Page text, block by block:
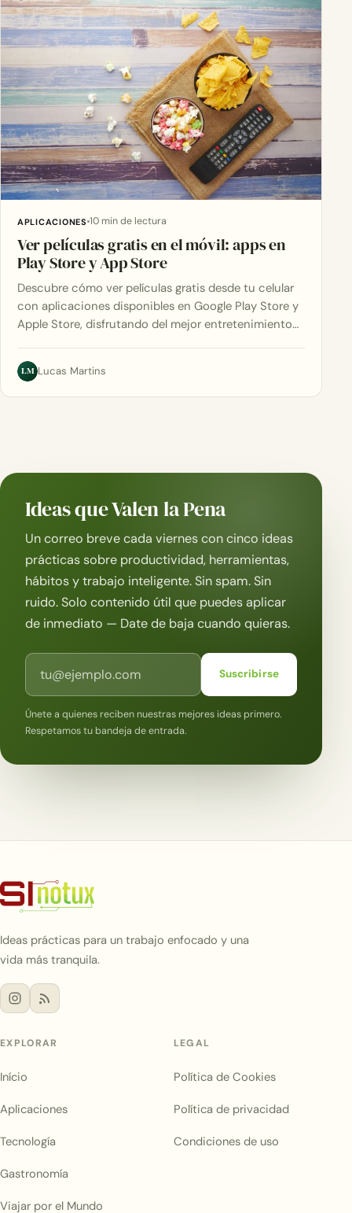
APLICACIONES 10 min de lectura
Ver películas gratis en el móvil: apps en
Play Store y App Store
Descubre cómo ver películas gratis desde tu celular
con aplicaciones disponibles en Google Play Store y
Apple Store, disfrutando del mejor entretenimiento…
LM Lucas Martins
Ideas que Valen la Pena
Un correo breve cada viernes con cinco ideas
prácticas sobre productividad, herramientas,
hábitos y trabajo inteligente. Sin spam. Sin
ruido. Solo contenido útil que puedes aplicar
de inmediato — Date de baja cuando quieras.
Correo electrónico
Suscribirse
Únete a quienes reciben nuestras mejores ideas primero.
Respetamos tu bandeja de entrada.
Ideas prácticas para un trabajo enfocado y una
vida más tranquila.
EXPLORAR
Início
Aplicaciones
Tecnología
Gastronomía
Viajar por el Mundo
LEGAL
Política de Cookies
Política de privacidad
Condiciones de uso